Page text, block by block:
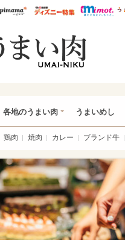
ぴあ総研ハピママ* ウレぴあ
各地のうまい肉 うまいめし
鶏肉 焼肉 カレー ブランド牛